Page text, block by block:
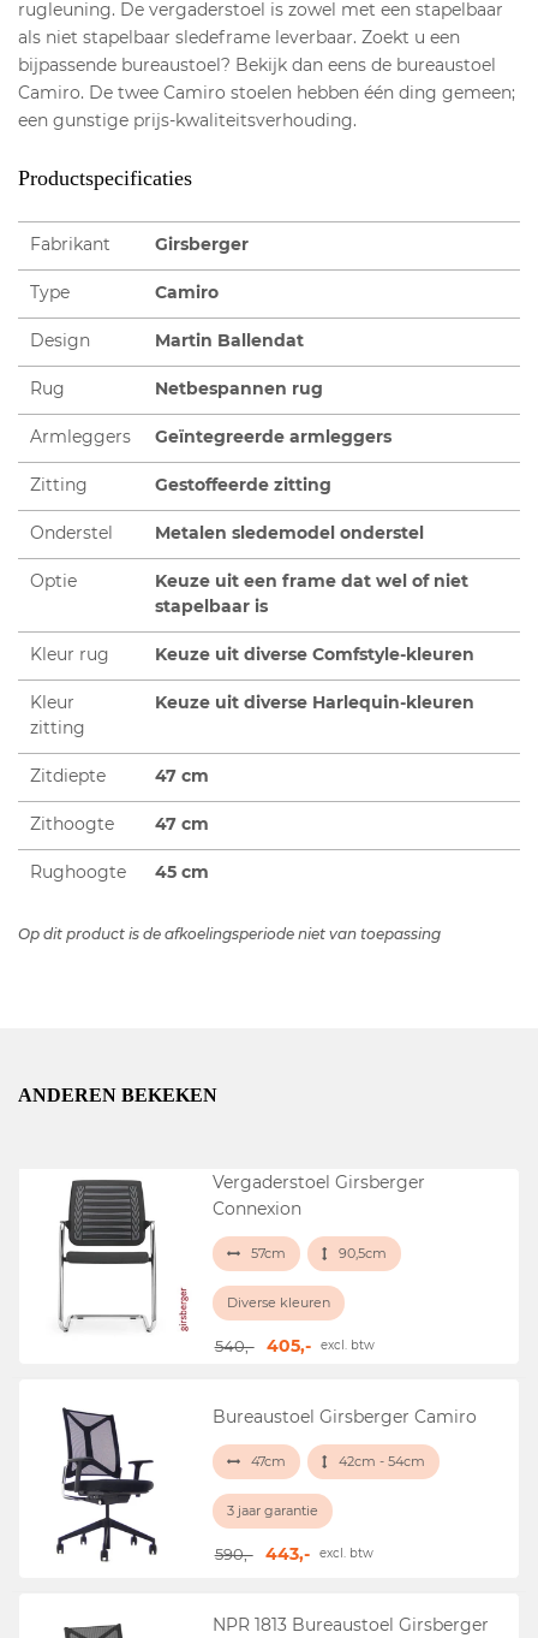
rugleuning. De vergaderstoel is zowel met een stapelbaar
als niet stapelbaar sledeframe leverbaar. Zoekt u een
bijpassende bureaustoel? Bekijk dan eens de bureaustoel
Camiro. De twee Camiro stoelen hebben één ding gemeen;
een gunstige prijs-kwaliteitsverhouding.
Productspecificaties
Fabrikant Girsberger
Type Camiro
Design Martin Ballendat
Rug Netbespannen rug
Armleggers Geïntegreerde armleggers
Zitting Gestoffeerde zitting
Onderstel Metalen sledemodel onderstel
Optie
Keuze uit een frame dat wel of niet
stapelbaar is
Kleur rug Keuze uit diverse Comfstyle-kleuren
Kleur
zitting
Keuze uit diverse Harlequin-kleuren
Zitdiepte 47 cm
Zithoogte 47 cm
Rughoogte 45 cm
Op dit product is de afkoelingsperiode niet van toepassing
ANDEREN BEKEKEN
Vergaderstoel Girsberger
Connexion
57cm 90,5cm
Diverse kleuren
540,- 405,- excl. btw
Bureaustoel Girsberger Camiro
47cm 42cm - 54cm
3 jaar garantie
590,- 443,- excl. btw
NPR 1813 Bureaustoel Girsberger